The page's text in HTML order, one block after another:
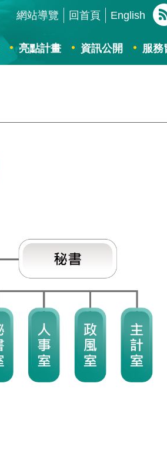
網站導覽
回首頁 English
亮點計畫 資訊公開 服務